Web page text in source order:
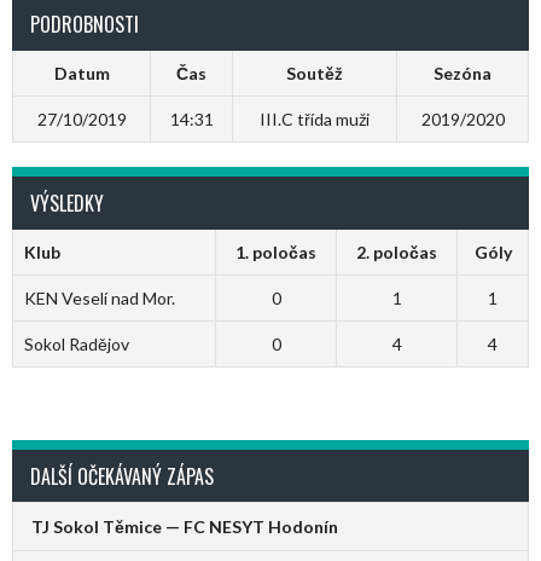
PODROBNOSTI
Datum Čas Soutěž Sezóna
27/10/2019 14:31 III.C třída muži 2019/2020
VÝSLEDKY
Klub 1. poločas 2. poločas Góly
KEN Veselí nad Mor. 0 1 1
Sokol Radějov 0 4 4
DALŠÍ OČEKÁVANÝ ZÁPAS
TJ Sokol Těmice — FC NESYT Hodonín